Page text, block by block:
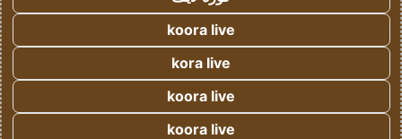
koora live
kora live
koora live
koora live